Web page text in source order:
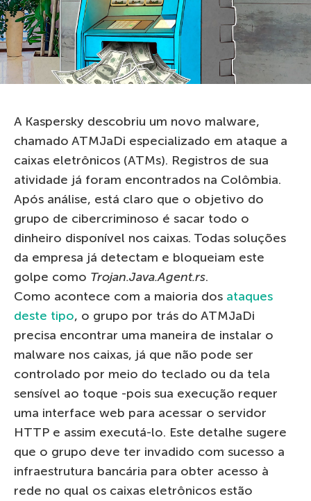
A Kaspersky descobriu um novo malware,
chamado ATMJaDi especializado em ataque a
caixas eletrônicos (ATMs). Registros de sua
atividade já foram encontrados na Colômbia.
Após análise, está claro que o objetivo do
grupo de cibercriminoso é sacar todo o
dinheiro disponível nos caixas. Todas soluções
da empresa já detectam e bloqueiam este
golpe como Trojan.Java.Agent.rs.
Como acontece com a maioria dos ataques
deste tipo, o grupo por trás do ATMJaDi
precisa encontrar uma maneira de instalar o
malware nos caixas, já que não pode ser
controlado por meio do teclado ou da tela
sensível ao toque -pois sua execução requer
uma interface web para acessar o servidor
HTTP e assim executá-lo. Este detalhe sugere
que o grupo deve ter invadido com sucesso a
infraestrutura bancária para obter acesso à
rede no qual os caixas eletrônicos estão